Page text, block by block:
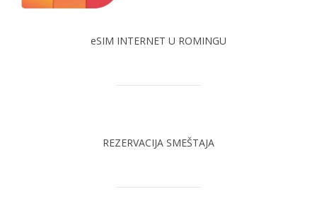
eSIM INTERNET U ROMINGU
REZERVACIJA SMEŠTAJA